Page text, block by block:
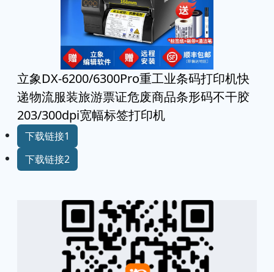
立象DX-6200/6300Pro重工业条码打印机快
递物流服装旅游票证危废商品条形码不干胶
203/300dpi宽幅标签打印机
下载链接1
下载链接2